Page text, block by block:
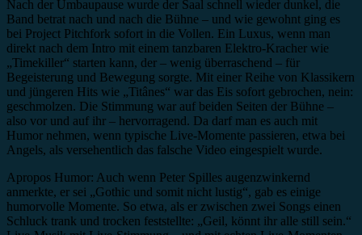
Nach der Umbaupause wurde der Saal schnell wieder dunkel, die
Band betrat nach und nach die Bühne – und wie gewohnt ging es
bei Project Pitchfork sofort in die Vollen. Ein Luxus, wenn man
direkt nach dem Intro mit einem tanzbaren Elektro-Kracher wie
„Timekiller“ starten kann, der – wenig überraschend – für
Begeisterung und Bewegung sorgte. Mit einer Reihe von Klassikern
und jüngeren Hits wie „Titânes“ war das Eis sofort gebrochen, nein:
geschmolzen. Die Stimmung war auf beiden Seiten der Bühne –
also vor und auf ihr – hervorragend. Da darf man es auch mit
Humor nehmen, wenn typische Live-Momente passieren, etwa bei
Angels, als versehentlich das falsche Video eingespielt wurde.
Apropos Humor: Auch wenn Peter Spilles augenzwinkernd
anmerkte, er sei „Gothic und somit nicht lustig“, gab es einige
humorvolle Momente. So etwa, als er zwischen zwei Songs einen
Schluck trank und trocken feststellte: „Geil, könnt ihr alle still sein.“